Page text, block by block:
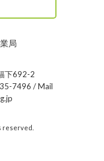
局
下692-2
7496 / Mail
reserved.